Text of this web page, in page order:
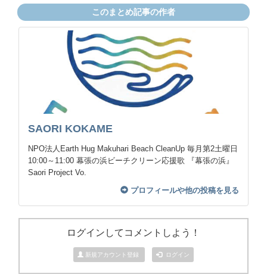
このまとめ記事の作者
SAORI KOKAME
NPO法人Earth Hug Makuhari Beach CleanUp 毎月第2土曜日
10:00～11:00 幕張の浜ビーチクリーン応援歌 『幕張の浜』
Saori Project Vo.
プロフィールや他の投稿を見る
ログインしてコメントしよう！
新規アカウント登録 ログイン